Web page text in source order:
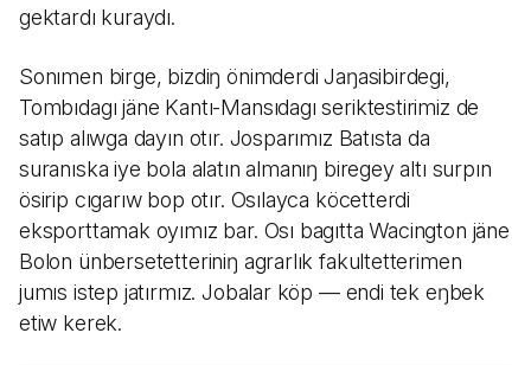
gektardı kuraydı.
Sonımen birge, bizdiŋ önimderdi Jaŋasibirdegi,
Tombıdagı jäne Kantı-Mansıdagı seriktestirimiz de
satıp alıwga dayın otır. Josparımız Batısta da
suranıska iye bola alatın almanıŋ biregey altı surpın
ösirip cıgarıw bop otır. Osılayca köcetterdi
eksporttamak oyımız bar. Osı bagıtta Wacington jäne
Bolon ünbersetetteriniŋ agrarlık fakultetterimen
jumıs istep jatırmız. Jobalar köp — endi tek eŋbek
etiw kerek.